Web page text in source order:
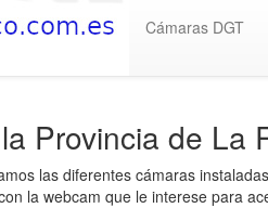
Cámaras DGT
Provincia de La
las diferentes cámaras
la webcam que le interese para